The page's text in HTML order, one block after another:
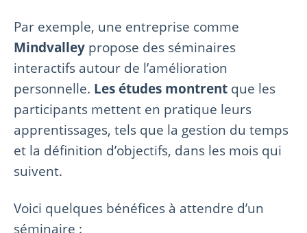
Par exemple, une entreprise comme
Mindvalley propose des séminaires
interactifs autour de l’amélioration
personnelle. Les études montrent que les
participants mettent en pratique leurs
apprentissages, tels que la gestion du temps
et la définition d’objectifs, dans les mois qui
suivent.
Voici quelques bénéfices à attendre d’un
séminaire :